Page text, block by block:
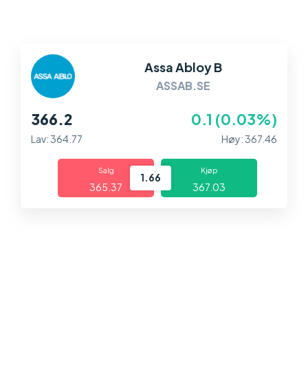
Hjelp og info Assa Abloy B
ASSAB.SE
366.2 0.1 (0.03%)
Lav: 364.77 Høy: 367.46
Salg
365.37
1.66
Kjøp
367.03